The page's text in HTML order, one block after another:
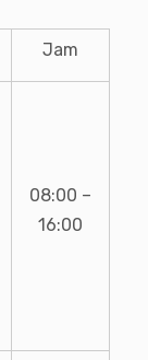
Jam
08:00 –
16:00